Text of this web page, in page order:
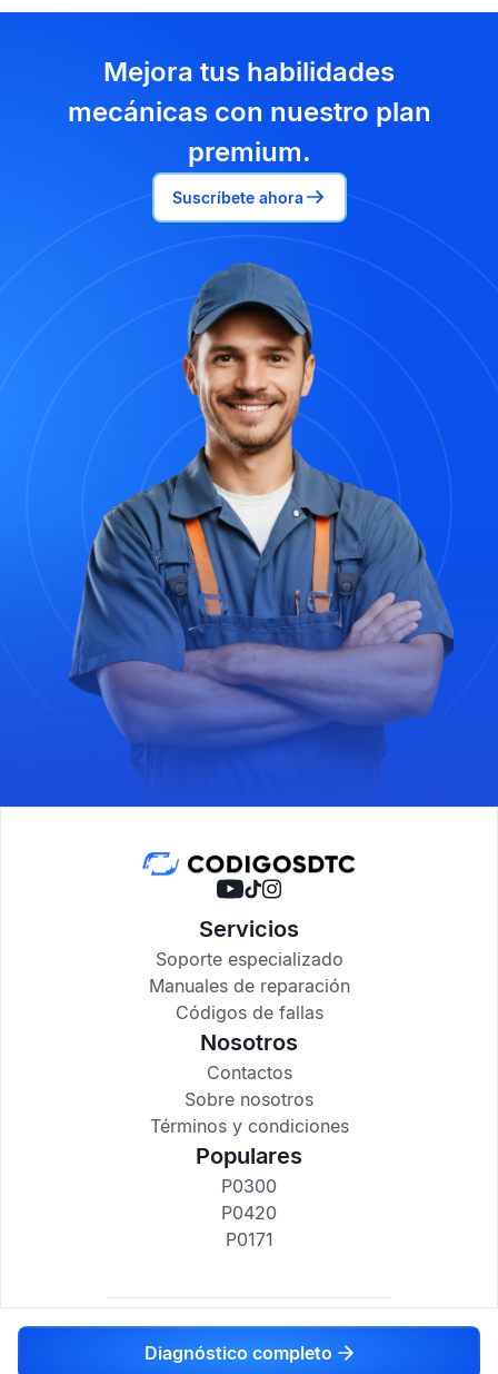
Mejora tus habilidades
mecánicas con nuestro plan
premium.
Suscríbete ahora
Diagnóstico completo
Servicios
Soporte especializado
Manuales de reparación
Códigos de fallas
Nosotros
Contactos
Sobre nosotros
Términos y condiciones
Populares
P0300
P0420
P0171
codigosdtc.com © 2017-2025